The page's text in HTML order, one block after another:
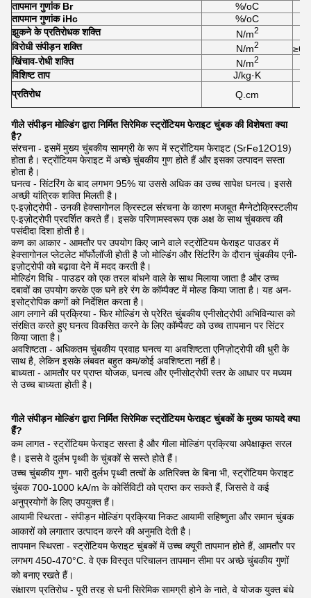
तापमान गुणांक Br
%/oC
तापमान गुणांक iHc
%/oC
झुकने के प्रतिरोधक शक्ति
N/m2
विरोधी संपीड़न शक्ति N/m2
खिंचाव-रोधी शक्ति
N/m2
विशिष्ट ताप
J/kg·K
प्रतिरोध
Q.cm
गीले संपीड़न मोल्डिंग द्वारा निर्मित सिरेमिक स्ट्रोंटियम फेराइट चुंबक की विशेषता क्या
है?
संरचना - इसमें मुख्य चुंबकीय सामग्री के रूप में स्ट्रोंटियम फेराइट (SrFe12O19)
होता है। स्ट्रोंटियम फेराइट में अच्छे चुंबकीय गुण होते हैं और इसका उत्पादन सस्ता
होता है।
घनत्व - सिंटरिंग के बाद लगभग 95% या उससे अधिक का उच्च सापेक्ष घनत्व। इससे
अच्छी यांत्रिक शक्ति मिलती है।
ए-इज़ोट्रोपी - उनकी हेक्सागोनल क्रिस्टल संरचना के कारण मजबूत मैग्नेटोक्रिस्टलीय
ए-इज़ोट्रोपी प्रदर्शित करते हैं। इसके परिणामस्वरूप एक अक्ष के साथ चुंबकत्व की
पसंदीदा दिशा होती है।
कण का आकार - आमतौर पर उपयोग किए जाने वाले स्ट्रोंटियम फेराइट पाउडर में
हेक्सागोनल प्लेटलेट मॉर्फोलॉजी होती है जो मोल्डिंग और सिंटरिंग के दौरान चुंबकीय एनी-
इज़ोट्रोपी को बढ़ावा देने में मदद करती है।
मोल्डिंग विधि - पाउडर को एक तरल बांधने वाले के साथ मिलाया जाता है और उच्च
दबावों का उपयोग करके एक घने हरे रंग के कॉम्पैक्ट में मोल्ड किया जाता है। यह अन-
इसोट्रोपिक कणों को निर्देशित करता है।
आग लगाने की प्रक्रिया - फिर मोल्डिंग से प्रेरित चुंबकीय एनीसोट्रोपी अभिविन्यास को
संरक्षित करते हुए घनत्व विकसित करने के लिए कॉम्पैक्ट को उच्च तापमान पर सिंटर
किया जाता है।
अवशिष्टता - अधिकतम चुंबकीय प्रवाह घनत्व या अवशिष्टता एनिज़ोट्रोपी की धुरी के
साथ है, लेकिन इसके लंबवत बहुत कम/कोई अवशिष्टता नहीं है।
बाध्यता - आमतौर पर प्राप्त योजक, घनत्व और एनीसोट्रोपी स्तर के आधार पर मध्यम
से उच्च बाध्यता होती है।
गीले संपीड़न मोल्डिंग द्वारा निर्मित सिरेमिक स्ट्रोंटियम फेराइट चुंबकों के मुख्य फायदे क्या
हैं?
कम लागत - स्ट्रोंटियम फेराइट सस्ता है और गीला मोल्डिंग प्रक्रिया अपेक्षाकृत सरल
है। इससे वे दुर्लभ पृथ्वी के चुंबकों से सस्ते होते हैं।
उच्च चुंबकीय गुण- भारी दुर्लभ पृथ्वी तत्वों के अतिरिक्त के बिना भी, स्ट्रोंटियम फेराइट
चुंबक 700-1000 kA/m के कोर्सिविटी को प्राप्त कर सकते हैं, जिससे वे कई
अनुप्रयोगों के लिए उपयुक्त हैं।
आयामी स्थिरता - संपीड़न मोल्डिंग प्रक्रिया निकट आयामी सहिष्णुता और समान चुंबक
आकारों को लगातार उत्पादन करने की अनुमति देती है।
तापमान स्थिरता - स्ट्रोंटियम फेराइट चुंबकों में उच्च क्यूरी तापमान होते हैं, आमतौर पर
लगभग 450-470°C. वे एक विस्तृत परिचालन तापमान सीमा पर अच्छे चुंबकीय गुणों
को बनाए रखते हैं।
संक्षारण प्रतिरोध - पूरी तरह से घनी सिरेमिक सामग्री होने के नाते, वे योजक युक्त बंधे